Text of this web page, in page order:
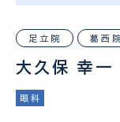
足立院 葛西
大久保 幸一
眼科